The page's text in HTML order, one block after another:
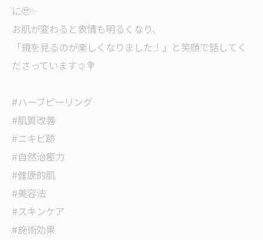
に🥹✨
お肌が変わると表情も明るくなり、
「鏡を見るのが楽しくなりました！」と笑顔で話してく
ださっています☺️💐
#ハーブピーリング
#肌質改善
#ニキビ跡
#自然治癒力
#健康的肌
#美容法
#スキンケア
#施術効果